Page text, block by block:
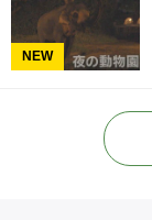
NEW